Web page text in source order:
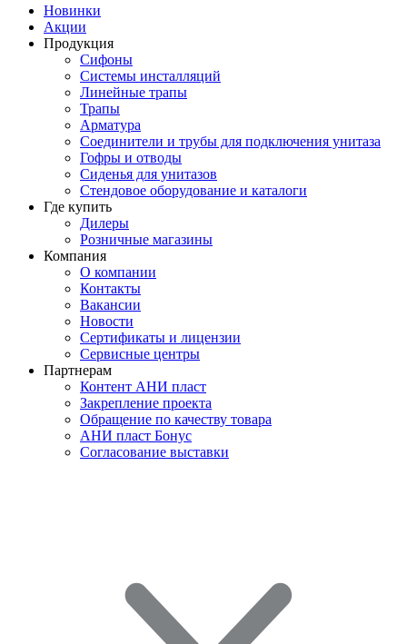
Новинки
Акции
Продукция
Сифоны
Системы инсталляций
Линейные трапы
Трапы
Арматура
Соединители и трубы для подключения унитаза
Гофры и отводы
Сиденья для унитазов
Стендовое оборудование и каталоги
Где купить
Дилеры
Розничные магазины
Компания
О компании
Контакты
Вакансии
Новости
Сертификаты и лицензии
Сервисные центры
Партнерам
Контент АНИ пласт
Закрепление проекта
Обращение по качеству товара
АНИ пласт Бонус
Согласование выставки